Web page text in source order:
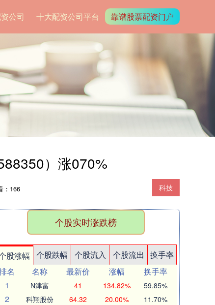
公司 十大配资公司平台 靠谱股票配资门户
）涨070%
科技
：166
个股实时涨跌榜
股涨幅 个股跌幅 个股流入 个股流出
换手率
名
名称 最新价 涨幅
换手率
1
N津富 41 134.82% 59.85%
2 科翔股份 64.32 20.00% 11.70%